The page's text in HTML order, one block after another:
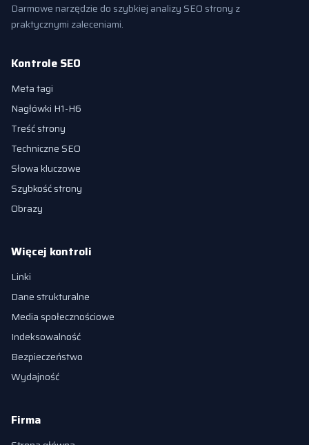
Darmowe narzędzie do szybkiej analizy SEO strony z
praktycznymi zaleceniami.
Kontrole SEO
Meta tagi
Nagłówki H1-H6
Treść strony
Techniczne SEO
Słowa kluczowe
Szybkość strony
Obrazy
Więcej kontroli
Linki
Dane strukturalne
Media społecznościowe
Indeksowalność
Bezpieczeństwo
Wydajność
Firma